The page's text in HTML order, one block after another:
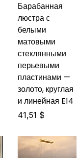
Барабанная
люстра с
белыми
матовыми
стеклянными
перьевыми
пластинами —
золото, круглая
и линейная E14
Цена
41,51 $